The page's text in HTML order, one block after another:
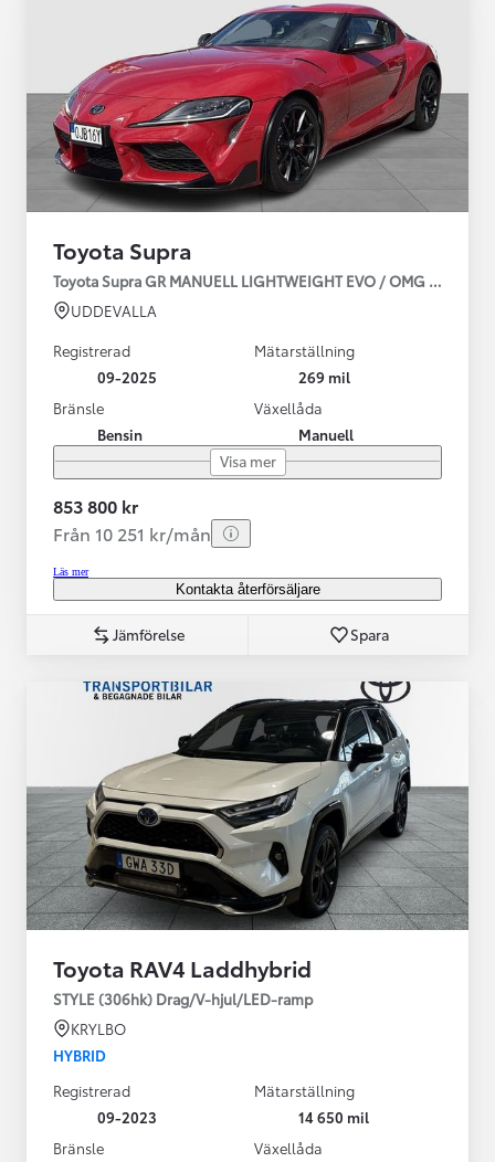
Toyota Supra
Toyota Supra GR MANUELL LIGHTWEIGHT EVO / OMG LEV!
UDDEVALLA
Registrerad
09-2025
Mätarställning
269 mil
Bränsle
Bensin
Växellåda
Manuell
Visa mer
853 800 kr
Från 10 251 kr/mån
Läs mer
Kontakta återförsäljare
Jämförelse Spara
Toyota RAV4 Laddhybrid
STYLE (306hk) Drag/V-hjul/LED-ramp
KRYLBO
HYBRID
Registrerad
09-2023
Mätarställning
14 650 mil
Bränsle
Växellåda